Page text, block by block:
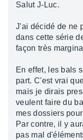
Salut J-Luc.
J'ai décidé de ne
dans cette série
façon très
En effet, les bals
part. C'est vrai
mais je dirais
veulent faire du
mes dossiers
Par contre, il y
pas mal